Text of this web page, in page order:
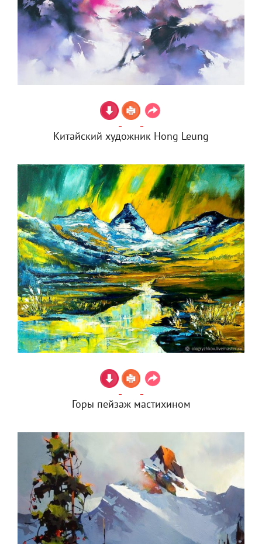
Китайский художник Hong Leung
Горы пейзаж мастихином